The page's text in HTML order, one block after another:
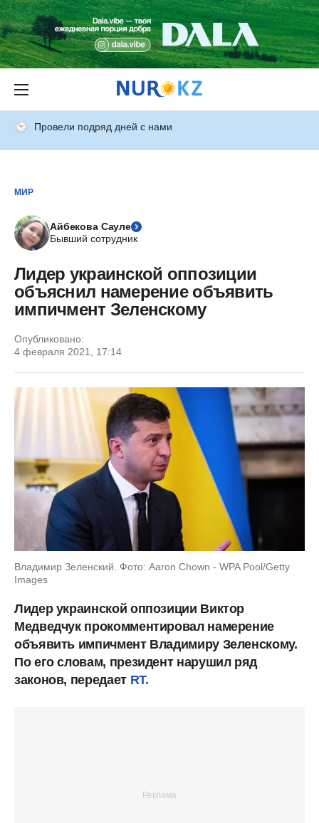
Провели подряд дней с нами
МИР
Айбекова Сауле
Бывший сотрудник
Лидер украинской оппозиции
объяснил намерение объявить
импичмент Зеленскому
Опубликовано:
4 февраля 2021, 17:14
Владимир Зеленский. Фото: Aaron Chown - WPA Pool/Getty
Images
Лидер украинской оппозиции Виктор
Медведчук прокомментировал намерение
объявить импичмент Владимиру Зеленскому.
По его словам, президент нарушил ряд
законов, передает RT.